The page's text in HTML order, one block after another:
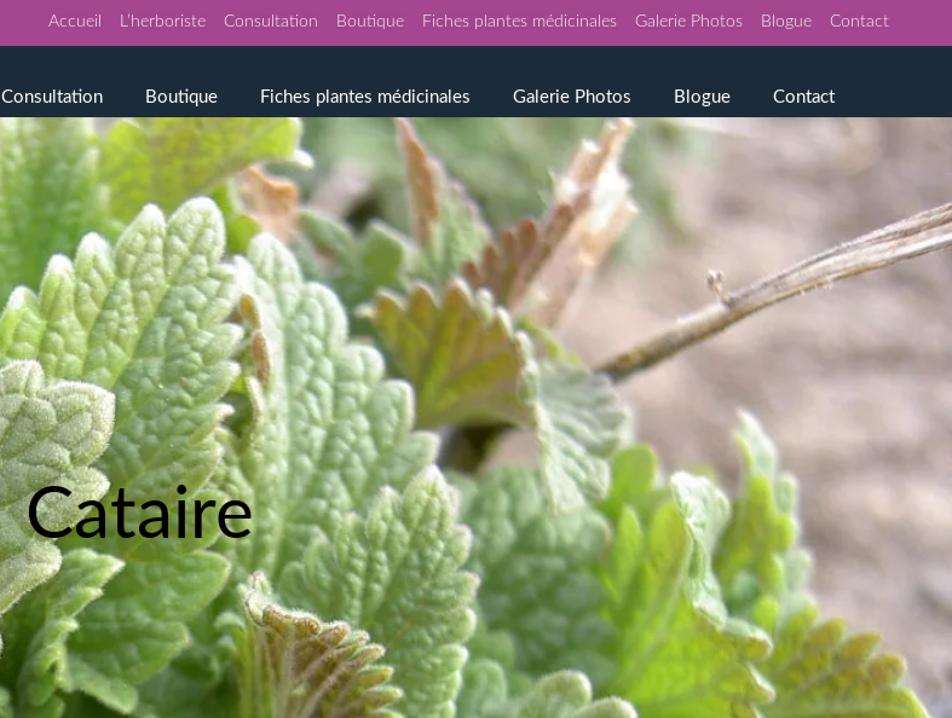
Accueil L’herboriste Consultation Boutique Fiches plantes médicinales Galerie Photos Blogue Contact
Consultation Boutique Fiches plantes médicinales Galerie Photos Blogue Contact
Cataire